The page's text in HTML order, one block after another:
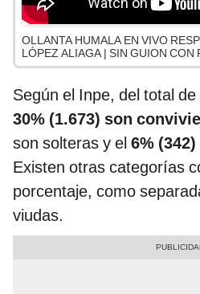
OLLANTA HUMALA EN VIVO
LÓPEZ ALIAGA | SIN GUION CON
Según el Inpe, del total de
30% (1.673) son
son solteras y el 6%
Existen otras categorías
porcentaje, como
viudas.